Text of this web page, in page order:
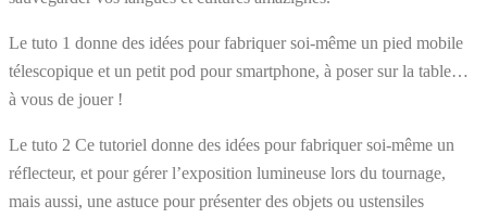
Le tuto 1 donne des idées pour fabriquer soi-même un pied mobile
télescopique et un petit pod pour smartphone, à poser sur la table…
à vous de jouer !
Le tuto 2 Ce tutoriel donne des idées pour fabriquer soi-même un
réflecteur, et pour gérer l’exposition lumineuse lors du tournage,
mais aussi, une astuce pour présenter des objets ou ustensiles